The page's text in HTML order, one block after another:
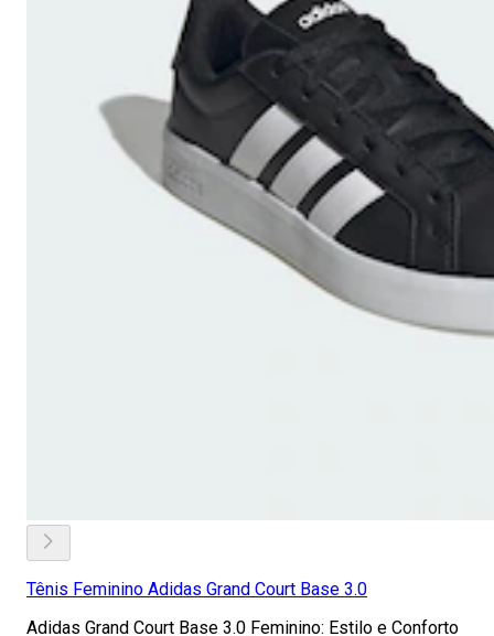
Tênis Feminino Adidas Grand Court Base 3.0
Adidas Grand Court Base 3.0 Feminino: Estilo e Conforto